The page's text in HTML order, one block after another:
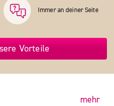
Immer an deiner Seite
Vorteile
mehr